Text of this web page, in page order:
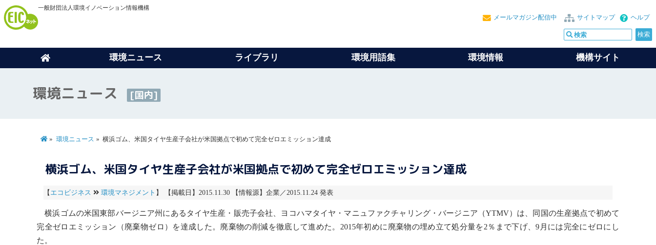
一般財団法人環境イノベーション情報機構
ヘルプ
サイトマップ
メールマガジン配信中
環境ニュース ライブラリ 環境用語集 環境情報 機構サイト
環境ニュース [国内]
環境ニュース 横浜ゴム、米国タイヤ生産子会社が米国拠点で初めて完全ゼロエミッション達成
横浜ゴム、米国タイヤ生産子会社が米国拠点で初めて完全ゼロエミッション達成
【 エコビジネス 環境マネジメント 】 【掲載日】2015.11.30 【情報源】企業／2015.11.24 発表
横浜ゴムの米国東部バージニア州にあるタイヤ生産・販売子会社、ヨコハマタイヤ・マニュファクチャリング・バージニア（YTMV）は、同国の生産拠点で初めて
完全ゼロエミッション （廃棄物ゼロ）を達成した。 廃棄物の削減を徹底して進めた。2015年初めに 廃棄物の埋め立て処分量を2％まで下げ、9月には完全にゼロにし
た。